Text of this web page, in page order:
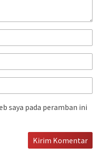
saya pada peramban ini